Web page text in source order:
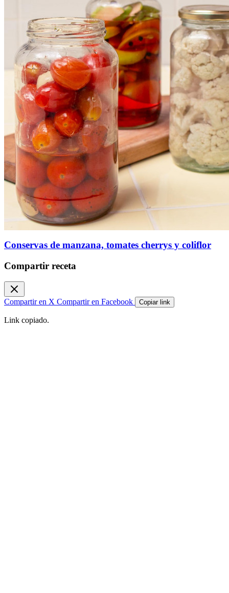
Conservas de manzana, tomates cherrys y coliflor
Compartir receta
Compartir en X Compartir en Facebook Copiar link
Link copiado.